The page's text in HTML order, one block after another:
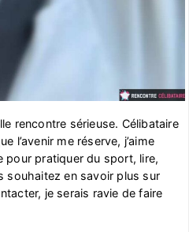
rencontre sérieuse. Célibataire
l’avenir me réserve, j’aime
pour pratiquer du sport, lire,
souhaitez en savoir plus sur
je serais ravie de faire